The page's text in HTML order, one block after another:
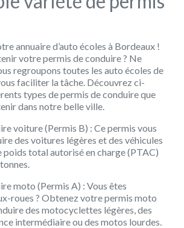
annuaire d’auto écoles à Bordeaux !
votre permis de conduire ? Ne
regroupons toutes les auto écoles de
faciliter la tâche. Découvrez ci-
types de permis de conduire que
dans notre belle ville.
voiture (Permis B) : Ce permis vous
des voitures légères et des véhicules
total autorisé en charge (PTAC)
moto (Permis A) : Vous êtes
roues ? Obtenez votre permis moto
des motocyclettes légères, des
intermédiaire ou des motos lourdes.